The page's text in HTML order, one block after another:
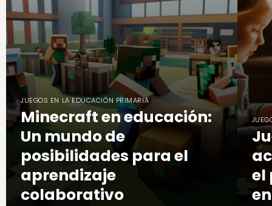
JUEGOS EN LA EDUCACIÓN PRIMARIA
Minecraft en educación:
Un mundo de
posibilidades para el
aprendizaje
colaborativo
el